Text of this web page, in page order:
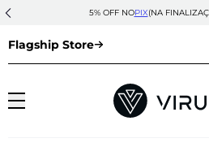
5% OFF NOPIX(NA
Flagship Store